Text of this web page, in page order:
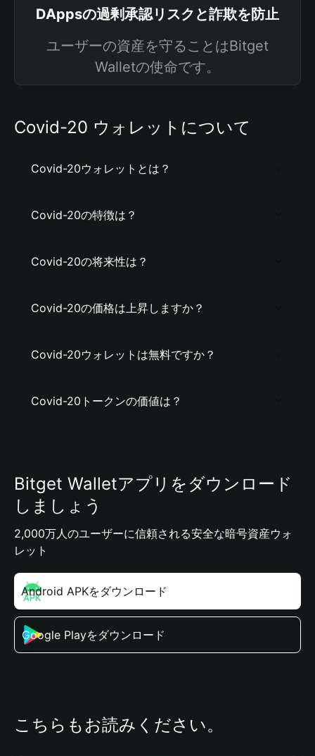
DAppsの過剰承認リスクと詐欺を防止
ユーザーの資産を守ることはBitget
Walletの使命です。
Covid-20 ウォレットについて
Covid-20ウォレットとは？
Covid-20の特徴は？
Covid-20の将来性は？
Covid-20の価格は上昇しますか？
Covid-20ウォレットは無料ですか？
Covid-20トークンの価値は？
Bitget Walletアプリをダウンロード
しましょう
2,000万人のユーザーに信頼される安全な暗号資産ウォ
レット
Android APKをダウンロード
Google Playをダウンロード
こちらもお読みください。